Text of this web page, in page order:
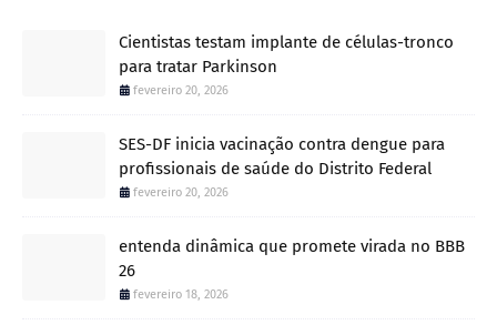
Cientistas testam implante de células-tronco
para tratar Parkinson
fevereiro 20, 2026
SES-DF inicia vacinação contra dengue para
profissionais de saúde do Distrito Federal
fevereiro 20, 2026
entenda dinâmica que promete virada no BBB
26
fevereiro 18, 2026